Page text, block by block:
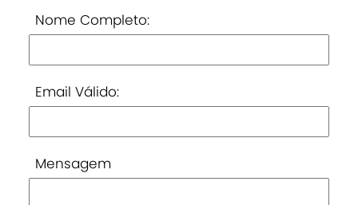
Nome Completo:
Email Válido:
Mensagem